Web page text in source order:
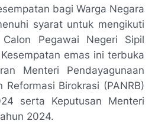
bagi Warga Negara
syarat untuk mengikuti
Pegawai Negeri Sipil
emas ini terbuka
Menteri Pendayagunaan
Birokrasi (PANRB)
serta Keputusan Menteri
2024.